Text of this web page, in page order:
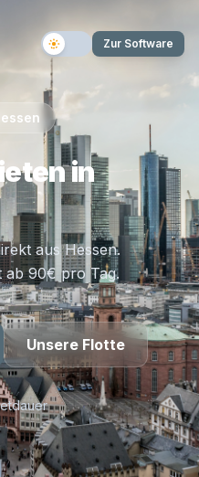
Zur Software
MTW Rent
in
aus Hessen.
ab 90€ pro Tag.
Unsere Flotte